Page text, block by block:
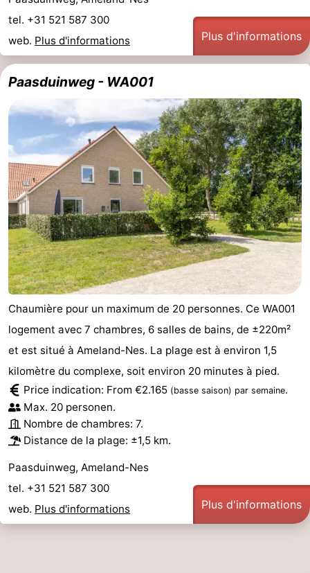
tel. +31 521 587 300
web. Plus d'informations Plus d'informations
Paasduinweg - WA001
Chaumière pour un maximum de 20 personnes. Ce WA001
logement avec 7 chambres, 6 salles de bains, de ±220m²
et est situé à Ameland-Nes. La plage est à environ 1,5
kilomètre du complexe, soit environ 20 minutes à pied.
Price indication: From €2.165 (basse saison) par semaine.
Max. 20 personen.
Nombre de chambres: 7.
Distance de la plage: ±1,5 km.
Paasduinweg, Ameland-Nes
tel. +31 521 587 300
web. Plus d'informations Plus d'informations